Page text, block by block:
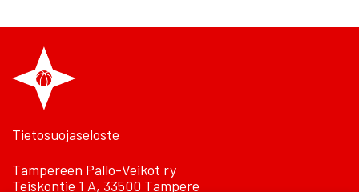
Tietosuojaseloste
Tampereen Pallo-Veikot ry
Teiskontie 1 A, 33500 Tampere